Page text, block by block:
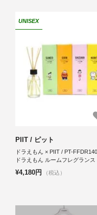
UNISEX
PIIT / ピット
ドラえもん × PIIT / PT-
ドラえもん ルームフレグランス
¥4,180円 （税込）